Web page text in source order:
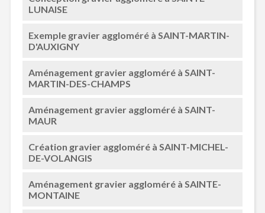
LUNAISE
Exemple gravier aggloméré à SAINT-MARTIN-
D'AUXIGNY
Aménagement gravier aggloméré à SAINT-
MARTIN-DES-CHAMPS
Aménagement gravier aggloméré à SAINT-
MAUR
Création gravier aggloméré à SAINT-MICHEL-
DE-VOLANGIS
Aménagement gravier aggloméré à SAINTE-
MONTAINE